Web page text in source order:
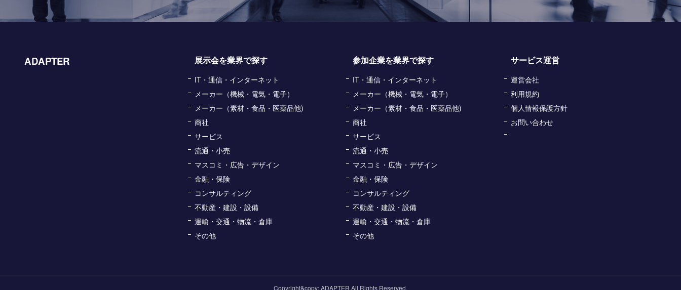
ADAPTER 展示会を業界で探す
IT・通信・インターネット
メーカー（機械・電気・電子）
メーカー（素材・食品・医薬品他)
商社
サービス
流通・小売
マスコミ・広告・デザイン
金融・保険
コンサルティング
不動産・建設・設備
運輸・交通・物流・倉庫
その他
参加企業を業界で探す
IT・通信・インターネット
メーカー（機械・電気・電子）
メーカー（素材・食品・医薬品他)
商社
サービス
流通・小売
マスコミ・広告・デザイン
金融・保険
コンサルティング
不動産・建設・設備
運輸・交通・物流・倉庫
その他
サービス運営
運営会社
利用規約
個人情報保護方針
お問い合わせ
Copyright&copy; ADAPTER All Rights Reserved.